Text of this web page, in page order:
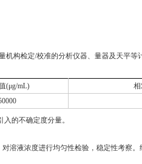
构检定/校准的分析仪器、量器及天平等
(μg/mL) 相
的不确定度分量。
溶液浓度进行均匀性检验，稳定性考察